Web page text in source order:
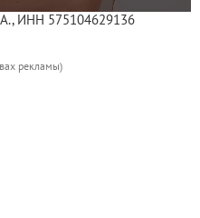
ИНН 575104629136
рекламы)